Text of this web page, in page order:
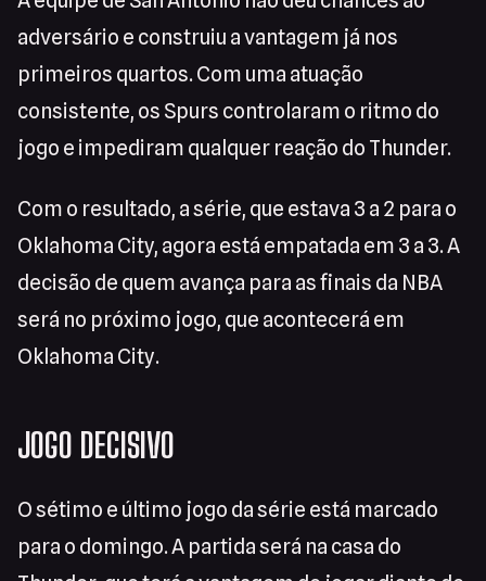
adversário e construiu a vantagem já nos
primeiros quartos. Com uma atuação
consistente, os Spurs controlaram o ritmo do
jogo e impediram qualquer reação do Thunder.
Com o resultado, a série, que estava 3 a 2 para o
Oklahoma City, agora está empatada em 3 a 3. A
decisão de quem avança para as finais da NBA
será no próximo jogo, que acontecerá em
Oklahoma City.
JOGO DECISIVO
O sétimo e último jogo da série está marcado
para o domingo. A partida será na casa do